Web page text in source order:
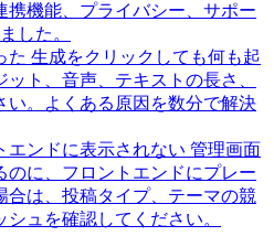
携機能、プライバシー、サポー
した。
た 生成をクリックしても何も起
ト、音声、テキストの長さ、
い。よくある原因を数分で解決
エンドに表示されない 管理画面
のに、フロントエンドにプレー
合は、投稿タイプ、テーマの競
ュを確認してください。